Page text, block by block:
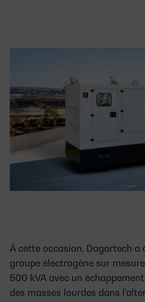
À cette occasion, Dagartech a
groupe électrogène sur
500 kVA avec un
des masses lourdes dans